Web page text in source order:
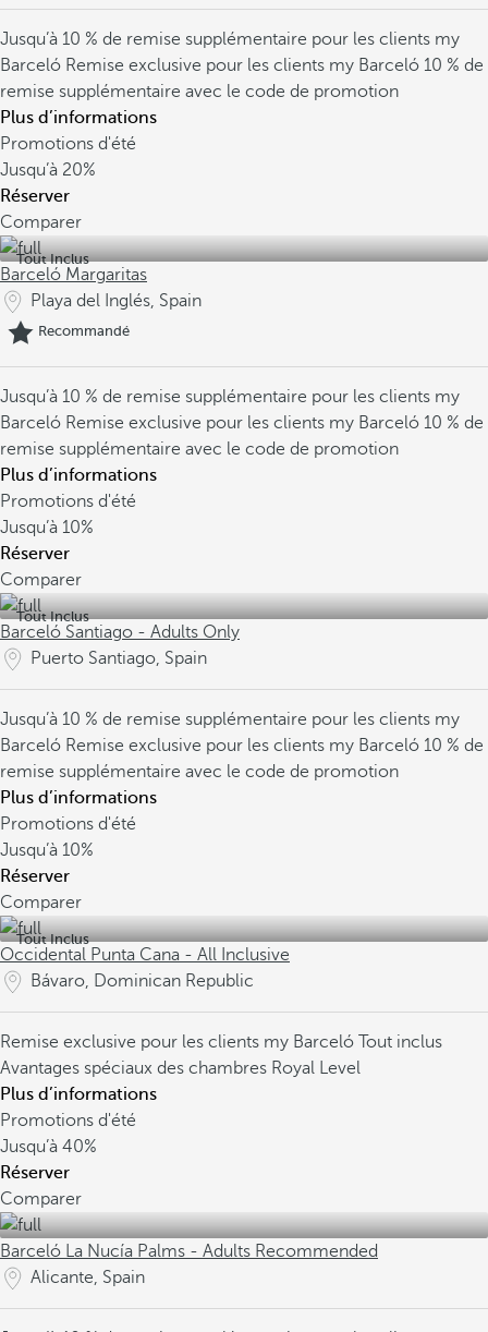
Jusqu’à 10 % de remise supplémentaire pour les clients my
Barceló Remise exclusive pour les clients my Barceló 10 % de
remise supplémentaire avec le code de promotion
Plus d’informations
Promotions d'été
Jusqu’à 20%
Réserver
Comparer
Tout Inclus
Barceló Margaritas
Playa del Inglés, Spain
Recommandé
Jusqu’à 10 % de remise supplémentaire pour les clients my
Barceló Remise exclusive pour les clients my Barceló 10 % de
remise supplémentaire avec le code de promotion
Plus d’informations
Promotions d'été
Jusqu’à 10%
Réserver
Comparer
Tout Inclus
Barceló Santiago - Adults Only
Puerto Santiago, Spain
Jusqu’à 10 % de remise supplémentaire pour les clients my
Barceló Remise exclusive pour les clients my Barceló 10 % de
remise supplémentaire avec le code de promotion
Plus d’informations
Promotions d'été
Jusqu’à 10%
Réserver
Comparer
Tout Inclus
Occidental Punta Cana - All Inclusive
Bávaro, Dominican Republic
Remise exclusive pour les clients my Barceló Tout inclus
Avantages spéciaux des chambres Royal Level
Plus d’informations
Promotions d'été
Jusqu’à 40%
Réserver
Comparer
Barceló La Nucía Palms - Adults Recommended
Alicante, Spain